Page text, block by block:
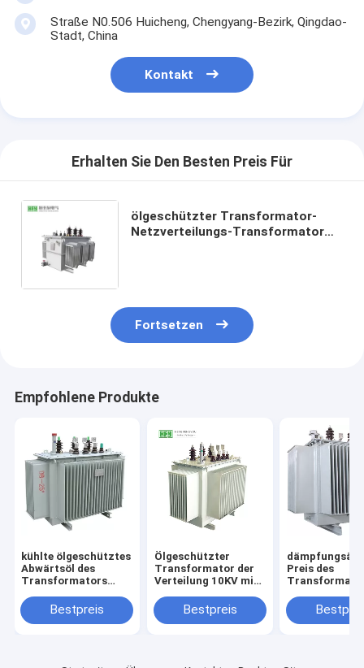
Straße N0.506 Huicheng, Chengyang-Bezirk, Qingdao-
Stadt, China
Kontakt
Erhalten Sie Den Besten Preis Für
ölgeschützter Transformator-
Netzverteilungs-Transformator
Fortsetzen
Empfohlene Produkte
kühlte ölgeschütztes
Abwärtsöl des
Transformators
Netzverteilungstransformatoren
ab
Bestpreis
Ölgeschützter
Transformator der
Verteilung 10KV mit
Preis der struktur
Bestpreis
Preis des
bester